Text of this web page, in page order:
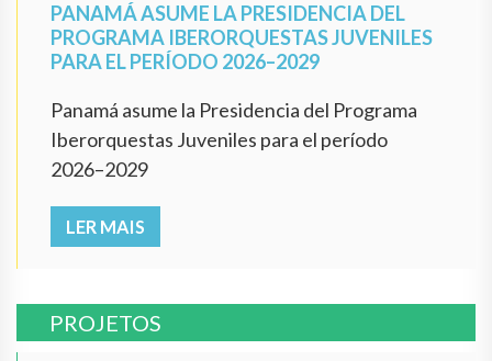
PANAMÁ ASUME LA PRESIDENCIA DEL
PROGRAMA IBERORQUESTAS JUVENILES
PARA EL PERÍODO 2026–2029
Panamá asume la Presidencia del Programa
Iberorquestas Juveniles para el período
2026–2029
LER MAIS
PROJETOS